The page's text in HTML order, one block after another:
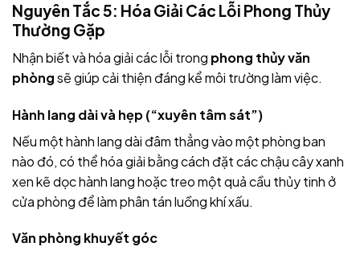
Nguyên Tắc 5: Hóa Giải Các Lỗi Phong Thủy
Thường Gặp
Nhận biết và hóa giải các lỗi trong phong thủy văn
phòngsẽ giúp cải thiện đáng kể môi trường làm việc.
Hành lang dài và hẹp (“xuyên tâm sát”)
Nếu một hành lang dài đâm thẳng vào một phòng ban
nào đó, có thể hóa giải bằng cách đặt các chậu cây xanh
xen kẽ dọc hành lang hoặc treo một quả cầu thủy tinh ở
cửa phòng để làm phân tán luồng khí xấu.
Văn phòng khuyết góc